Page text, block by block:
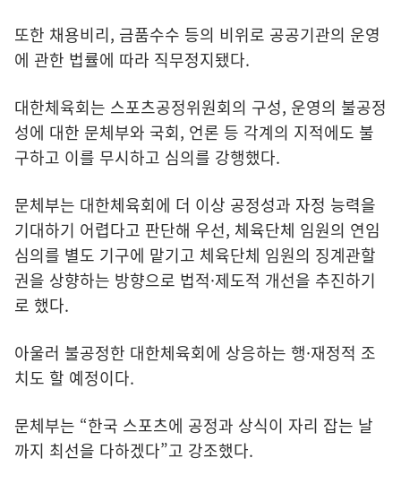
또한 채용비리, 금품수수 등의 비위로 공공기관의 운영
에 관한 법률에 따라 직무정지됐다.
대한체육회는 스포츠공정위원회의 구성, 운영의 불공정
성에 대한 문체부와 국회, 언론 등 각계의 지적에도 불
구하고 이를 무시하고 심의를 강행했다.
문체부는 대한체육회에 더 이상 공정성과 자정 능력을
기대하기 어렵다고 판단해 우선, 체육단체 임원의 연임
심의를 별도 기구에 맡기고 체육단체 임원의 징계관할
권을 상향하는 방향으로 법적·제도적 개선을 추진하기
로 했다.
아울러 불공정한 대한체육회에 상응하는 행·재정적 조
치도 할 예정이다.
문체부는 “한국 스포츠에 공정과 상식이 자리 잡는 날
까지 최선을 다하겠다”고 강조했다.